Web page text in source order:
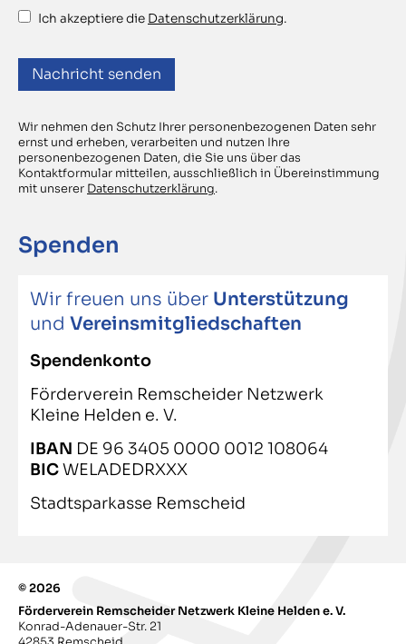
Ich akzeptiere die Datenschutzerklärung.
Wir nehmen den Schutz Ihrer personenbezogenen Daten sehr
ernst und erheben, verarbeiten und nutzen Ihre
personenbezogenen Daten, die Sie uns über das
Kontaktformular mitteilen, ausschließlich in Übereinstimmung
mit unserer Datenschutzerklärung.
Spenden
Wir freuen uns über Unterstützung
undVereinsmitgliedschaften
Spendenkonto
Förderverein Remscheider Netzwerk
Kleine Helden e. V.
IBAN DE 96 3405 0000 0012 108064
BIC WELADEDRXXX
Stadtsparkasse Remscheid
© 2026
Förderverein Remscheider Netzwerk Kleine Helden e. V.
Konrad-Adenauer-Str. 21